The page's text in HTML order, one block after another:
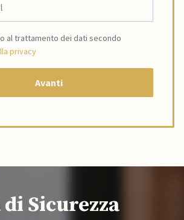
al trattamento dei dati secondo
privacy
Sicurezza